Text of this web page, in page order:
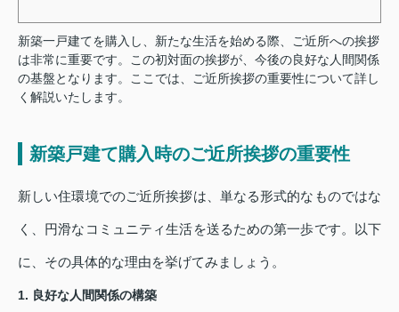
新築一戸建てを購入し、新たな生活を始める際、ご近所への挨拶
は非常に重要です。この初対面の挨拶が、今後の良好な人間関係
の基盤となります。ここでは、ご近所挨拶の重要性について詳し
く解説いたします。
新築戸建て購入時のご近所挨拶の重要性
新しい住環境でのご近所挨拶は、単なる形式的なものではな
く、円滑なコミュニティ生活を送るための第一歩です。以下
に、その具体的な理由を挙げてみましょう。
1. 良好な人間関係の構築